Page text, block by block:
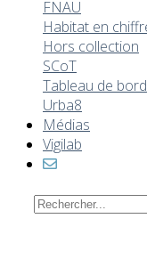
FNAU
Habitat en
Hors collection
SCoT
Tableau de
Urba8
Médias
Vigilab